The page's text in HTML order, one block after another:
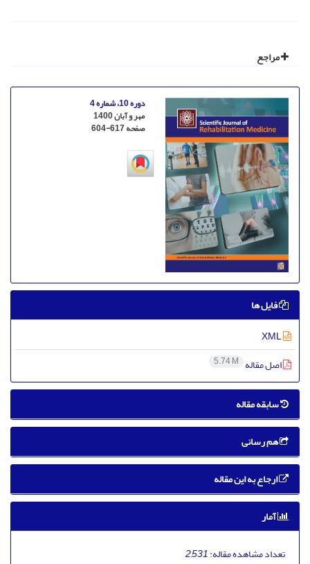
مراجع
دوره 10، شماره 4
مهر و آبان 1400
صفحه604-617
فایل ها
اصل مقاله 5.74 M
سابقه مقاله
هم رسانی
ارجاع به این مقاله
آمار
تعداد مشاهده مقاله:2,531